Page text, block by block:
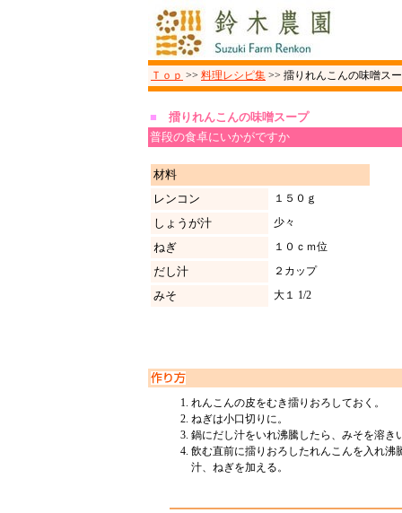
Ｔｏｐ >> 料理レシピ集 >> 擂りれんこんの味噌ス
■ 擂りれんこんの味噌スープ
普段の食卓にいかがですか
材料
レンコン
１５０ｇ
しょうが汁 少々
ねぎ １０ｃｍ位
だし汁 ２カップ
みそ 大１ 1/2
れんこんの皮をむき擂りおろしておく。
ねぎは小口切りに。
鍋にだし汁をいれ沸騰したら、みそを溶き
飲む直前に擂りおろしたれんこんを入れ
汁、ねぎを加える。